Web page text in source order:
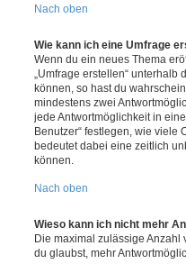
Nach oben
Wie kann ich eine Umfrage
Wenn du ein neues Thema
„Umfrage erstellen“
können, so hast du
mindestens zwei
jede Antwortmöglichkeit in
Benutzer“ festlegen, wie viele
bedeutet dabei eine zeitlich
können.
Nach oben
Wieso kann ich nicht mehr
Die maximal zulässige Anzahl
du glaubst, mehr